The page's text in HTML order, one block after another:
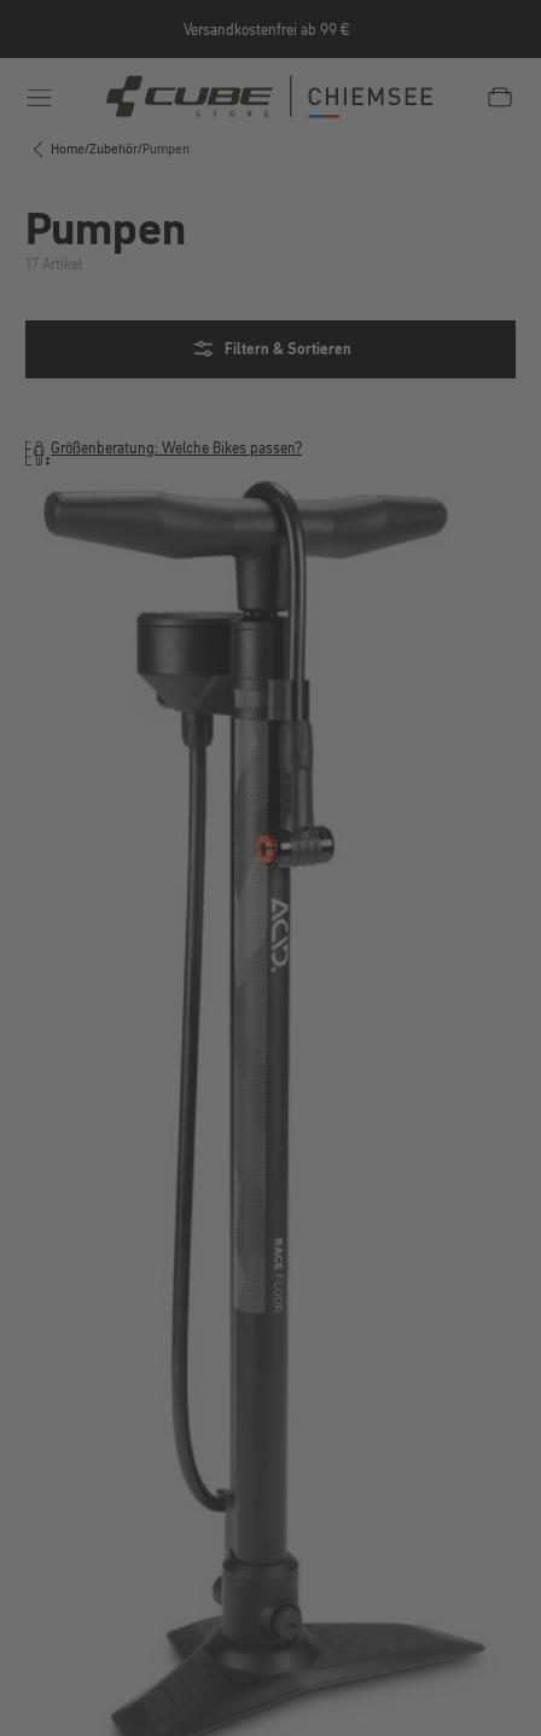
Versandkostenfrei ab 99 €
Home/Zubehör/Pumpen
Pumpen
17 Artikel
Filtern & Sortieren
Größenberatung: Welche Bikes passen?